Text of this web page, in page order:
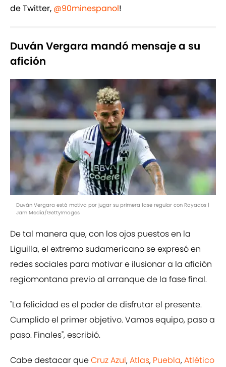
de Twitter, @90minespanol!
Duván Vergara mandó mensaje a su
afición
Duván Vergara está motiva por jugar su primera fase regular con Rayados |
Jam Media/GettyImages
De tal manera que, con los ojos puestos en la
Liguilla, el extremo sudamericano se expresó en
redes sociales para motivar e ilusionar a la afición
regiomontana previo al arranque de la fase final.
"La felicidad es el poder de disfrutar el presente.
Cumplido el primer objetivo. Vamos equipo, paso a
paso. Finales", escribió.
Cabe destacar queCruz Azul,Atlas, Puebla,Atlético